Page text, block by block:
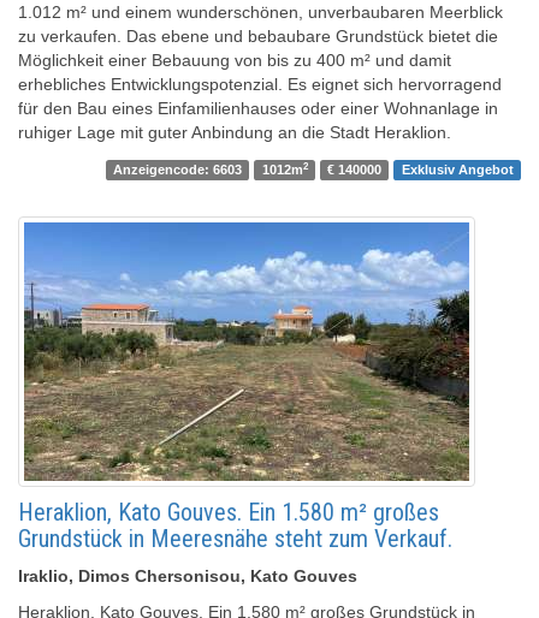
1.012 m² und einem wunderschönen, unverbaubaren Meerblick
zu verkaufen. Das ebene und bebaubare Grundstück bietet die
Möglichkeit einer Bebauung von bis zu 400 m² und damit
erhebliches Entwicklungspotenzial. Es eignet sich hervorragend
für den Bau eines Einfamilienhauses oder einer Wohnanlage in
ruhiger Lage mit guter Anbindung an die Stadt Heraklion.
Anzeigencode: 6603 1012m2 € 140000 Exklusiv Angebot
Heraklion, Kato Gouves. Ein 1.580 m² großes
Grundstück in Meeresnähe steht zum Verkauf.
Iraklio, Dimos Chersonisou, Kato Gouves
Heraklion, Kato Gouves. Ein 1.580 m² großes Grundstück in